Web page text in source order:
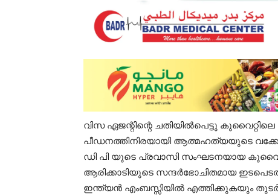
വിസ ഏജന്റിന്റെ ചതിയിൽപെട്ടു
പീഡനത്തിനിരയായി ആത്മഹത്യയുടെ
ഡി പി യുടെ പ്രവാസി സംഘടനയായ
ആരിക്കാടിയുടെ സന്ദർഭോചിതമായ
ഇന്ത്യൻ എംബസ്സിയിൽ എത്തിക്കുകയും